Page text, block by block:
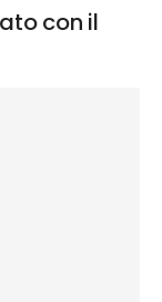
con il